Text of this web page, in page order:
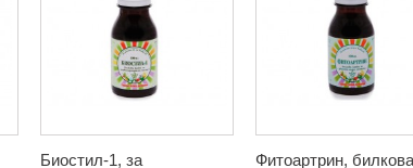
Биостил-1, за Фитоартрин, билкова